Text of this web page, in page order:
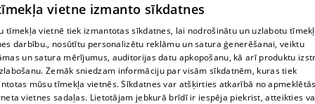
vietne izmanto sīkdatnes
tīmekļa vietnē tiek izmantotas sīkdatnes, lai nodrošinātu un uzlabotu
darbību., nosūtītu personalizētu reklāmu un satura ģenerēšanai, veiktu
un satura mērījumus, auditorijas datu apkopošanu, kā arī produktu
Zemāk sniedzam informāciju par visām sīkdatnēm, kuras tiek
mūsu tīmekļa vietnēs. Sīkdatnes var atšķirties atkarībā no
vietnes sadaļas. Lietotājam jebkurā brīdī ir iespēja piekrist, atteikties